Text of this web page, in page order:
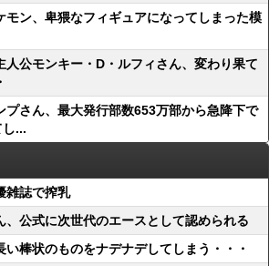
モン、卑猥なフィギュアになってしまった模
人公モンキー・D・ルフィさん、変わり果て
プさん、最大発行部数653万部から急降下で
...
雑誌で搾乳
、公式に次世代のエースとして認められる
棒状のものをナデナデしてしまう・・・